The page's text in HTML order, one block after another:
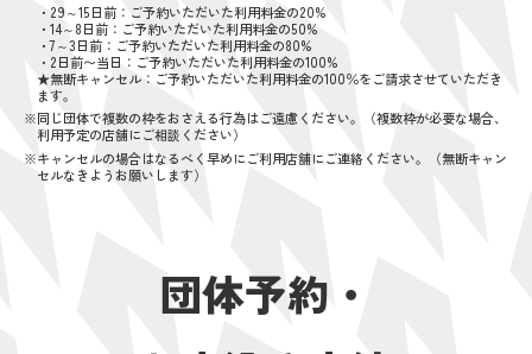
・29～15日前：ご予約いただいた利用料金の20%
・14～8日前：ご予約いただいた利用料金の50%
・7～3日前：ご予約いただいた利用料金の80%
・2日前〜当日：ご予約いただいた利用料金の100%
★無断キャンセル：ご予約いただいた利用料金の100％をご請求させていただき
ます。
※同じ団体で複数の枠をおさえる行為はご遠慮ください。（複数枠が必要な場合、
利用予定の店舗にご相談ください）
※キャンセルの場合はなるべく早めにご利用店舗にご連絡ください。（無断キャン
セルなきようお願いします）
団体予約・